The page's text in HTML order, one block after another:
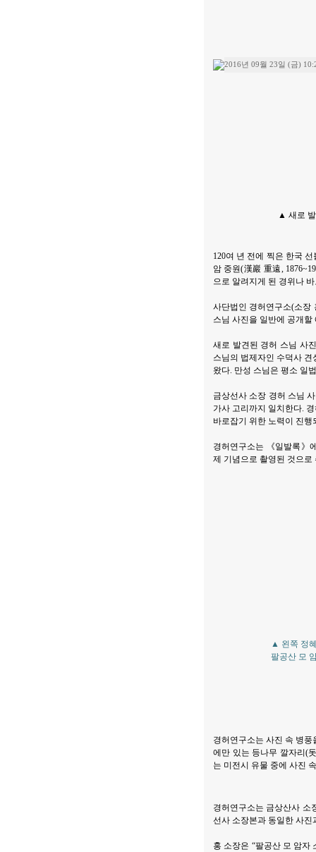
2016년 09월 23일 (금)
▲ 새로
120여 년 전에 찍은 한국
암 중원(漢巖 重遠,
으로 알려지게 된 경위나
사단법인 경허연구소(소장
스님 사진을 일반에 공개할
새로 발견된 경허 스님 사
스님의 법제자인 수덕사
왔다. 만성 스님은 평소 일
금상선사 소장 경허 스님
가사 고리까지 일치한다.
바로잡기 위한 노력이 진
경허연구소는 《일발록》
제 기념으로 촬영된 것으로
▲ 왼쪽 정
팔공산 모
경허연구소는 사진 속 병
에만 있는 등나무 깔자리(
는 미전시 유물 중에 사진
경허연구소는 금상산사 소
선사 소장본과 동일한 사진
홍 소장은 “팔공산 모 암자